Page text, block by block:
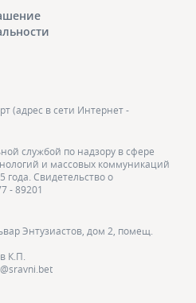
(адрес в сети Интернет -
службой по надзору в сфере
и массовых коммуникаций
года. Свидетельство о
- 89201
Энтузиастов, дом 2, помещ.
К.П.